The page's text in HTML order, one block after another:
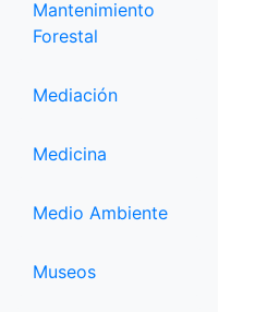
Mantenimiento
Forestal
Mediación
Medicina
Medio Ambiente
Museos